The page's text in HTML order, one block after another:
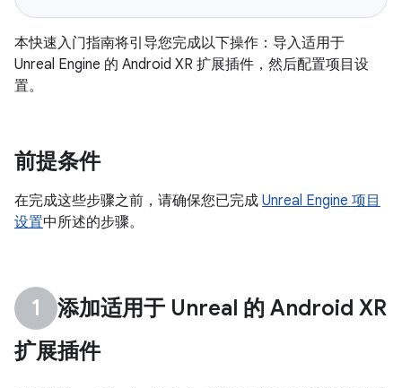
本快速入门指南将引导您完成以下操作：导入适用于
Unreal Engine 的 Android XR 扩展插件，然后配置项目设
置。
前提条件
在完成这些步骤之前，请确保您已完成 Unreal Engine 项目
设置中所述的步骤。
添加适用于 Unreal 的 Android XR
扩展插件